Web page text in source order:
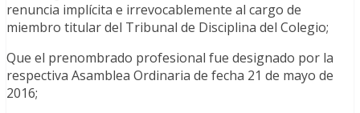
renuncia implícita e irrevocablemente al cargo de
miembro titular del Tribunal de Disciplina del Colegio;
Que el prenombrado profesional fue designado por la
respectiva Asamblea Ordinaria de fecha 21 de mayo de
2016;